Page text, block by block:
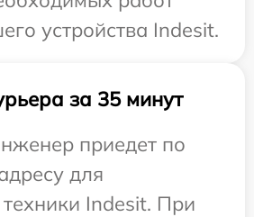
устройства Indesit.
за 35 минут
приедет по
для
Indesit. При